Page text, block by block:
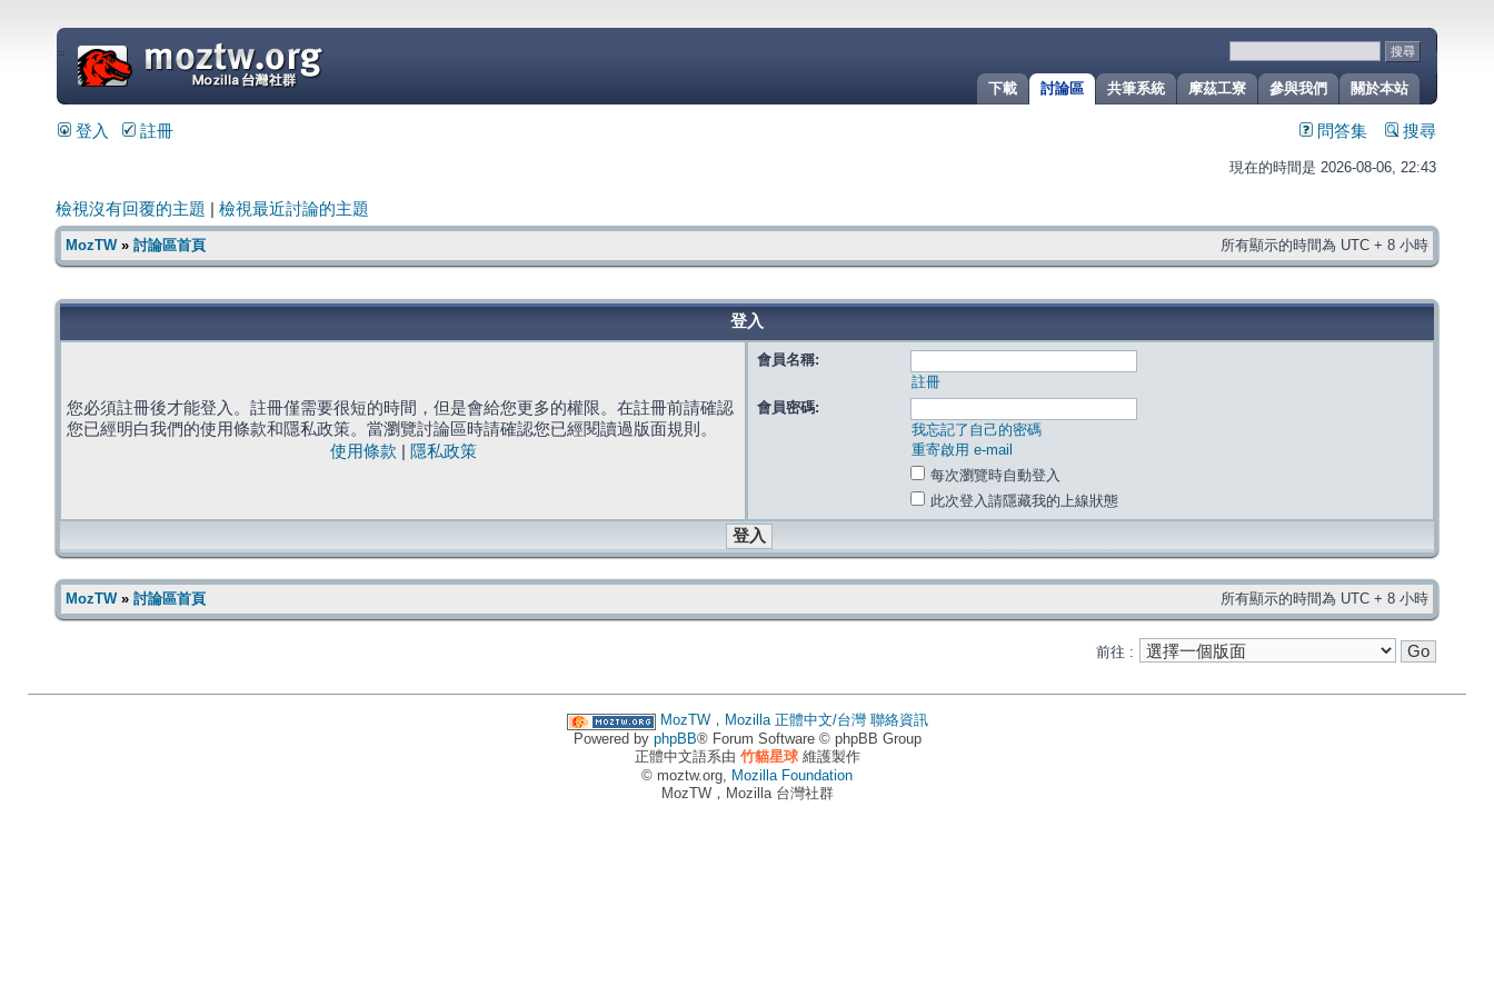
關於本站
參與我們
摩茲工寮
共筆系統
討論區
下載
=
登入 註冊 問答集 搜尋
現在的時間是 2026-08-06, 22:43
檢視沒有回覆的主題 檢視最近討論的主題
MozTW» 討論區首頁 所有顯示的時間為 UTC + 8 小時
登入
您必須註冊後才能登入。註冊僅需要很短的時間，但是會給您更多的權限。在註冊前請確認
您已經明白我們的使用條款和隱私政策。當瀏覽討論區時請確認您已經閱讀過版面規則。
使用條款
隱私政策
會員名稱:
註冊
會員密碼:
我忘記了自己的密碼
重寄啟用 e-mail
每次瀏覽時自動登入
此次登入請隱藏我的上線狀態
MozTW» 討論區首頁 所有顯示的時間為 UTC + 8 小時
前往 :
MozTW，Mozilla 正體中文/台灣 聯絡資訊
Powered by phpBB® Forum Software © phpBB Group
正體中文語系由 竹貓星球維護製作
© moztw.org, Mozilla Foundation
MozTW，Mozilla 台灣社群